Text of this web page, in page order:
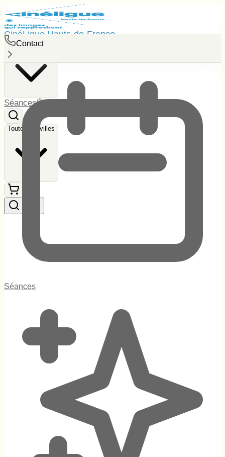
CinéLigue Hauts-de-France
Toutes les villes
SéancesÉvénements
Toutes les villes
Contact
Séances